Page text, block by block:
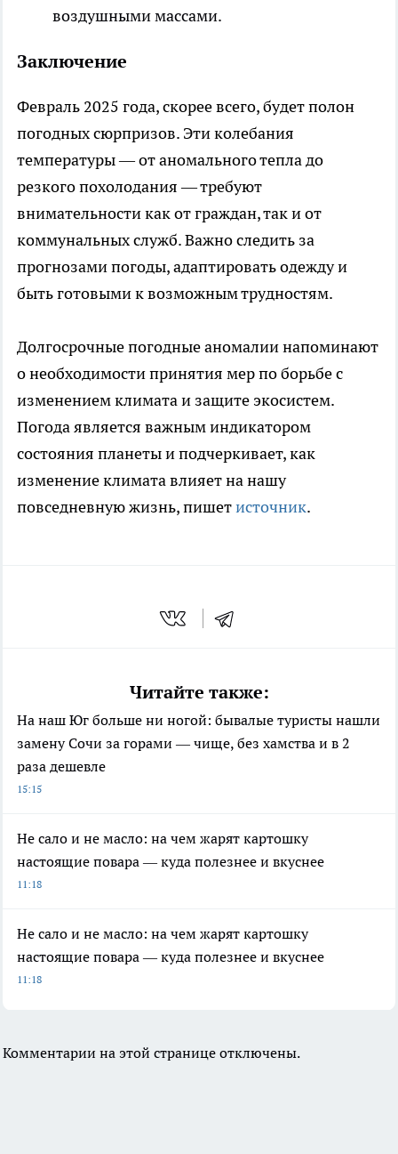
воздушными массами.
Заключение
Февраль 2025 года, скорее всего, будет полон
погодных сюрпризов. Эти колебания
температуры — от аномального тепла до
резкого похолодания — требуют
внимательности как от граждан, так и от
коммунальных служб. Важно следить за
прогнозами погоды, адаптировать одежду и
быть готовыми к возможным трудностям.
Долгосрочные погодные аномалии напоминают
о необходимости принятия мер по борьбе с
изменением климата и защите экосистем.
Погода является важным индикатором
состояния планеты и подчеркивает, как
изменение климата влияет на нашу
повседневную жизнь, пишетисточник.
Читайте также:
На наш Юг больше ни ногой: бывалые туристы нашли
замену Сочи за горами — чище, без хамства и в 2
раза дешевле
15:15
Не сало и не масло: на чем жарят картошку
настоящие повара — куда полезнее и вкуснее
11:18
Не сало и не масло: на чем жарят картошку
настоящие повара — куда полезнее и вкуснее
11:18
Комментарии на этой странице отключены.